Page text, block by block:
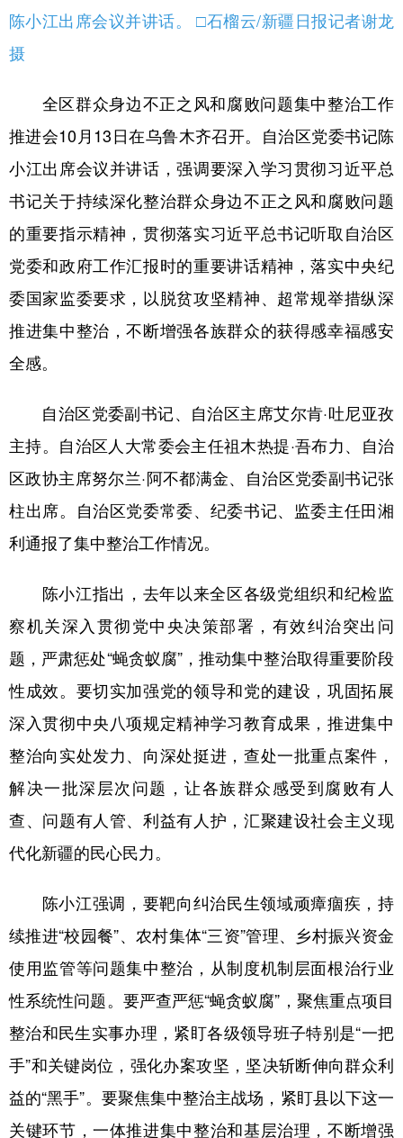
陈小江出席会议并讲话。 □石榴云/新疆日报记者谢龙
摄
全区群众身边不正之风和腐败问题集中整治工作
推进会10月13日在乌鲁木齐召开。自治区党委书记陈
小江出席会议并讲话，强调要深入学习贯彻习近平总
书记关于持续深化整治群众身边不正之风和腐败问题
的重要指示精神，贯彻落实习近平总书记听取自治区
党委和政府工作汇报时的重要讲话精神，落实中央纪
委国家监委要求，以脱贫攻坚精神、超常规举措纵深
推进集中整治，不断增强各族群众的获得感幸福感安
全感。
自治区党委副书记、自治区主席艾尔肯·吐尼亚孜
主持。自治区人大常委会主任祖木热提·吾布力、自治
区政协主席努尔兰·阿不都满金、自治区党委副书记张
柱出席。自治区党委常委、纪委书记、监委主任田湘
利通报了集中整治工作情况。
陈小江指出，去年以来全区各级党组织和纪检监
察机关深入贯彻党中央决策部署，有效纠治突出问
题，严肃惩处“蝇贪蚁腐”，推动集中整治取得重要阶段
性成效。要切实加强党的领导和党的建设，巩固拓展
深入贯彻中央八项规定精神学习教育成果，推进集中
整治向实处发力、向深处挺进，查处一批重点案件，
解决一批深层次问题，让各族群众感受到腐败有人
查、问题有人管、利益有人护，汇聚建设社会主义现
代化新疆的民心民力。
陈小江强调，要靶向纠治民生领域顽瘴痼疾，持
续推进“校园餐”、农村集体“三资”管理、乡村振兴资金
使用监管等问题集中整治，从制度机制层面根治行业
性系统性问题。要严查严惩“蝇贪蚁腐”，聚焦重点项目
整治和民生实事办理，紧盯各级领导班子特别是“一把
手”和关键岗位，强化办案攻坚，坚决斩断伸向群众利
益的“黑手”。要聚焦集中整治主战场，紧盯县以下这一
关键环节，一体推进集中整治和基层治理，不断增强